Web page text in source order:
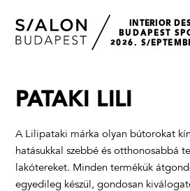
INTERIOR
BUDAPEST
2026. S/
PATAKI LILI
A Lilipataki márka olyan bútorokat
hatásukkal szebbé és otthonosabbá
lakótereket. Minden termékük
egyedileg készül, gondosan